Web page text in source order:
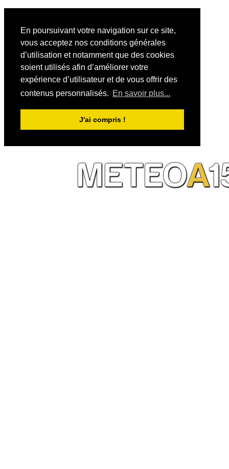
En poursuivant votre navigation sur ce site,
vous acceptez nos conditions générales
d’utilisation et notamment que des cookies
soient utilisés afin d’améliorer votre
expérience d’utilisateur et de vous offrir des
contenus personnalisés. En savoir plus...
J'ai compris !